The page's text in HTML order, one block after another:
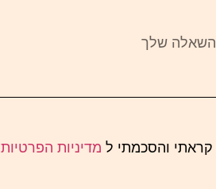
קראתי והסכמתי ל מדיניות הפרטיות